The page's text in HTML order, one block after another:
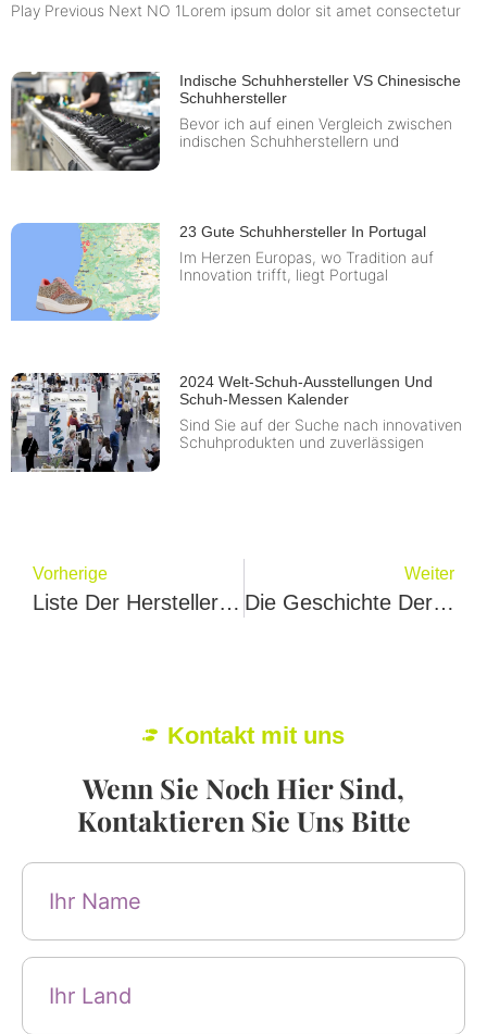
Play Previous Next NO 1Lorem ipsum dolor sit amet consectetur
Indische Schuhhersteller VS Chinesische
Schuhhersteller
Bevor ich auf einen Vergleich zwischen
indischen Schuhherstellern und
23 Gute Schuhhersteller In Portugal
Im Herzen Europas, wo Tradition auf
Innovation trifft, liegt Portugal
2024 Welt-Schuh-Ausstellungen Und
Schuh-Messen Kalender
Sind Sie auf der Suche nach innovativen
Schuhprodukten und zuverlässigen
Vorherige
Liste Der Hersteller Von Schuhen In UK
Weiter
Die Geschichte Der Schuhe
Kontakt mit uns
Wenn Sie Noch Hier Sind,
Kontaktieren Sie Uns Bitte